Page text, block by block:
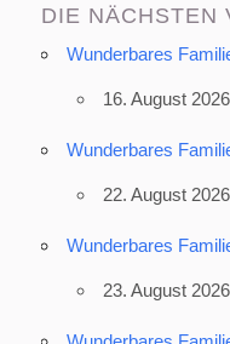
DIE NÄCHSTEN
Wunderbares
16. August 2026
Wunderbares
22. August 2026
Wunderbares
23. August 2026